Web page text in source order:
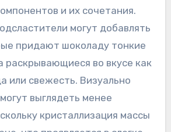
и их сочетания.
могут добавлять
придают шоколаду тонкие
раскрывающиеся во вкусе как
или свежесть. Визуально
выглядеть менее
кристаллизация массы